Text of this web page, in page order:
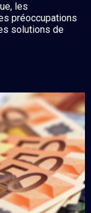
les
préoccupations
solutions de